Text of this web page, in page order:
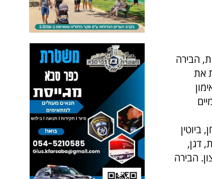
הבירה
את
ביוטין
דגן,
הבירה